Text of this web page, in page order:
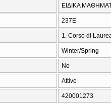
ΕΙΔΙΚΑ
237Ε
1. Corso di
Winter/Spring
No
Attivo
420001273